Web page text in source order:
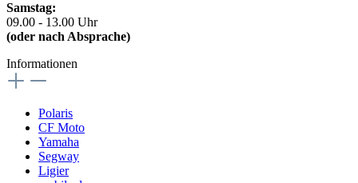
Samstag:
09.00 - 13.00 Uhr
(oder nach Absprache)
Informationen
Polaris
CF Moto
Yamaha
Segway
Ligier